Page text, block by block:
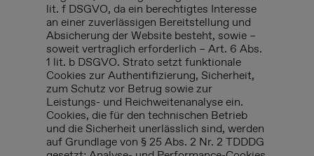
lit. f DSGVO, da ein berechtigtes Interesse
an einer zuverlässigen Bereitstellung und
Absicherung der Website besteht, sowie –
soweit vertraglich erforderlich – Art. 6 Abs.
1 lit. b DSGVO. Strato setzt funktionale
Cookies zur Authentifizierung, Sicherheit,
zum Schutz vor Betrug sowie zur
Leistungs- und Reichweitenanalyse ein.
Cookies, die für den technischen Betrieb
und die Sicherheit unerlässlich sind, werden
auf Grundlage von § 25 Abs. 2 Nr. 2 TDDDG